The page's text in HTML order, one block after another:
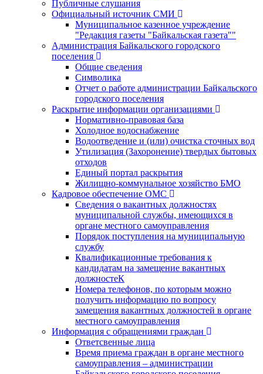
Публичные слушания
Официальный источник СМИ
Муниципальное казенное учреждение
"Редакция газеты "Байкальская газета""
Администрация Байкальского городского
поселения
Общие сведения
Символика
Отчет о работе администрации Байкальского
городского поселения
Раскрытие информации организациями
Нормативно-правовая база
Холодное водоснабжение
Водоотведение и (или) очистка сточных вод
Утилизация (Захоронение) твердых бытовых
отходов
Единый портал раскрытия
Жилищно-коммунальное хозяйство БМО
Кадровое обеспечение ОМС
Сведения о вакантных должностях
муниципальной службы, имеющихся в
органе местного самоуправления
Порядок поступления на муниципальную
службу
Квалификационные требования к
кандидатам на замещение вакантных
должностеК
Номера телефонов, по которым можно
получить информацию по вопросу
замещения вакантных должностей в органе
местного самоуправления
Информация с обращениями граждан
Ответсвенные лица
Время приема граждан в органе местного
самоуправления – администрации